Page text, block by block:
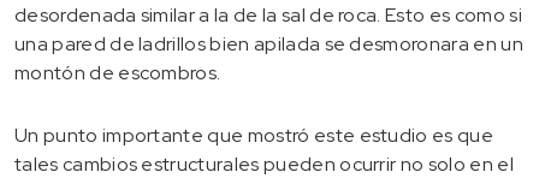
desordenada similar a la de la sal de roca. Esto es como si
una pared de ladrillos bien apilada se desmoronara en un
montón de escombros.
Un punto importante que mostró este estudio es que
tales cambios estructurales pueden ocurrir no solo en el